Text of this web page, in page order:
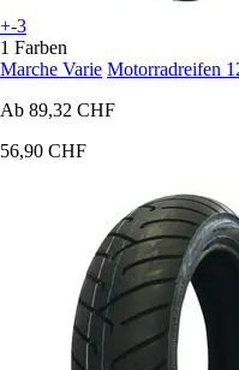
+-3
1 Farben
Marche Varie Motorradreifen
Ab 89,32 CHF
56,90 CHF